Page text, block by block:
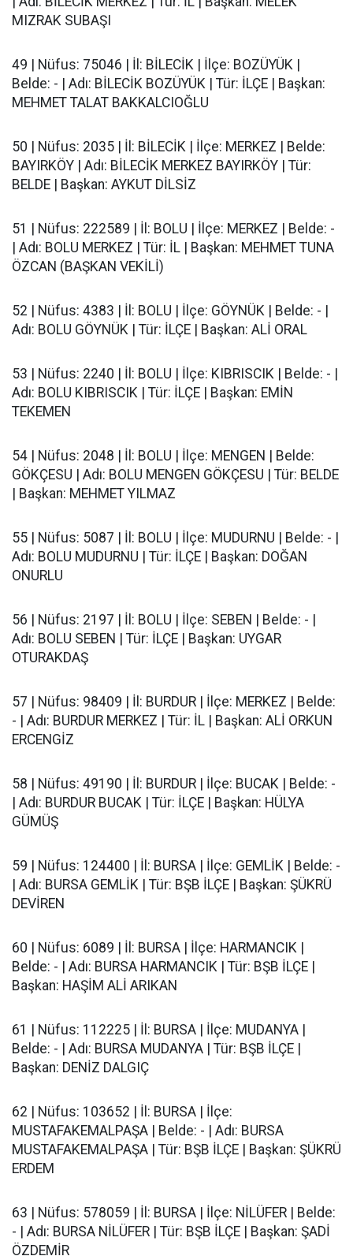
MIZRAK SUBAŞI
49 | Nüfus: 75046 | İl: BİLECİK | İlçe: BOZÜYÜK |
Belde: - | Adı: BİLECİK BOZÜYÜK | Tür: İLÇE | Başkan:
MEHMET TALAT BAKKALCIOĞLU
50 | Nüfus: 2035 | İl: BİLECİK | İlçe: MERKEZ | Belde:
BAYIRKÖY | Adı: BİLECİK MERKEZ BAYIRKÖY | Tür:
BELDE | Başkan: AYKUT DİLSİZ
51 | Nüfus: 222589 | İl: BOLU | İlçe: MERKEZ | Belde: -
| Adı: BOLU MERKEZ | Tür: İL | Başkan: MEHMET TUNA
ÖZCAN (BAŞKAN VEKİLİ)
52 | Nüfus: 4383 | İl: BOLU | İlçe: GÖYNÜK | Belde: - |
Adı: BOLU GÖYNÜK | Tür: İLÇE | Başkan: ALİ ORAL
53 | Nüfus: 2240 | İl: BOLU | İlçe: KIBRISCIK | Belde: - |
Adı: BOLU KIBRISCIK | Tür: İLÇE | Başkan: EMİN
TEKEMEN
54 | Nüfus: 2048 | İl: BOLU | İlçe: MENGEN | Belde:
GÖKÇESU | Adı: BOLU MENGEN GÖKÇESU | Tür: BELDE
| Başkan: MEHMET YILMAZ
55 | Nüfus: 5087 | İl: BOLU | İlçe: MUDURNU | Belde: - |
Adı: BOLU MUDURNU | Tür: İLÇE | Başkan: DOĞAN
ONURLU
56 | Nüfus: 2197 | İl: BOLU | İlçe: SEBEN | Belde: - |
Adı: BOLU SEBEN | Tür: İLÇE | Başkan: UYGAR
OTURAKDAŞ
57 | Nüfus: 98409 | İl: BURDUR | İlçe: MERKEZ | Belde:
- | Adı: BURDUR MERKEZ | Tür: İL | Başkan: ALİ ORKUN
ERCENGİZ
58 | Nüfus: 49190 | İl: BURDUR | İlçe: BUCAK | Belde: -
| Adı: BURDUR BUCAK | Tür: İLÇE | Başkan: HÜLYA
GÜMÜŞ
59 | Nüfus: 124400 | İl: BURSA | İlçe: GEMLİK | Belde: -
| Adı: BURSA GEMLİK | Tür: BŞB İLÇE | Başkan: ŞÜKRÜ
DEVİREN
60 | Nüfus: 6089 | İl: BURSA | İlçe: HARMANCIK |
Belde: - | Adı: BURSA HARMANCIK | Tür: BŞB İLÇE |
Başkan: HAŞİM ALİ ARIKAN
61 | Nüfus: 112225 | İl: BURSA | İlçe: MUDANYA |
Belde: - | Adı: BURSA MUDANYA | Tür: BŞB İLÇE |
Başkan: DENİZ DALGIÇ
62 | Nüfus: 103652 | İl: BURSA | İlçe:
MUSTAFAKEMALPAŞA | Belde: - | Adı: BURSA
MUSTAFAKEMALPAŞA | Tür: BŞB İLÇE | Başkan: ŞÜKRÜ
ERDEM
63 | Nüfus: 578059 | İl: BURSA | İlçe: NİLÜFER | Belde:
- | Adı: BURSA NİLÜFER | Tür: BŞB İLÇE | Başkan: ŞADİ
ÖZDEMİR